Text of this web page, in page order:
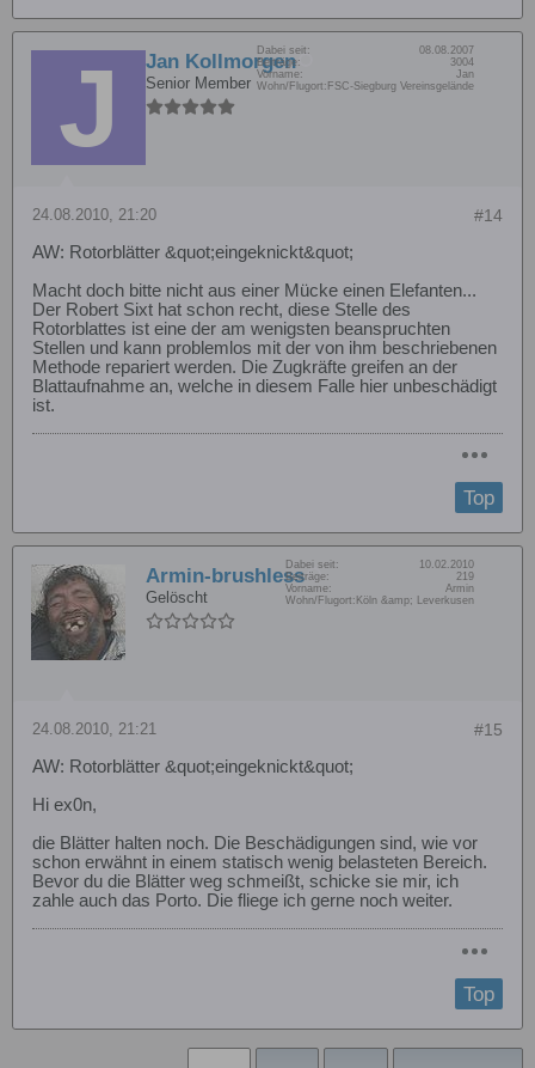
Jan Kollmorgen
Senior Member
Dabei seit:
08.08.2007
Beiträge:
3004
Vorname:
Jan
Wohn/Flugort: FSC-Siegburg Vereinsgelände
#14
24.08.2010, 21:20
AW: Rotorblätter &quot;eingeknickt&quot;
Macht doch bitte nicht aus einer Mücke einen Elefanten...
Der Robert Sixt hat schon recht, diese Stelle des
Rotorblattes ist eine der am wenigsten beanspruchten
Stellen und kann problemlos mit der von ihm beschriebenen
Methode repariert werden. Die Zugkräfte greifen an der
Blattaufnahme an, welche in diesem Falle hier unbeschädigt
ist.
Top
Armin-brushless
Gelöscht
Dabei seit:
10.02.2010
Beiträge:
219
Vorname:
Armin
Wohn/Flugort: Köln &amp; Leverkusen
#15
24.08.2010, 21:21
AW: Rotorblätter &quot;eingeknickt&quot;
Hi ex0n,
die Blätter halten noch. Die Beschädigungen sind, wie vor
schon erwähnt in einem statisch wenig belasteten Bereich.
Bevor du die Blätter weg schmeißt, schicke sie mir, ich
zahle auch das Porto. Die fliege ich gerne noch weiter.
Top